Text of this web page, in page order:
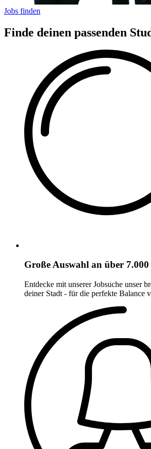
Jobs finden
Finde deinen passenden
Große Auswahl an über 7.000
Entdecke mit unserer Jobsuche unser
deiner Stadt - für die perfekte Balance